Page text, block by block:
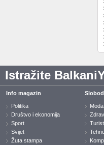
Istražite
Info magazin
Politika
Društvo i ekonomija
Sport
Svijet
Žuta stampa
Moda